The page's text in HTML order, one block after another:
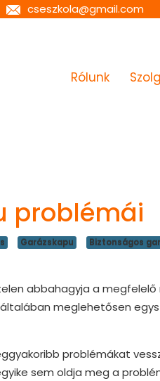
cseszkola@gmail.com
Rólunk
problémái
Garázskapu
Biztonságos
abbahagyja a
meglehetősen
problémákat
sem oldja meg a